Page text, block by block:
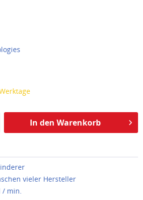
In den Warenkorb
vieler Hersteller
/ min.